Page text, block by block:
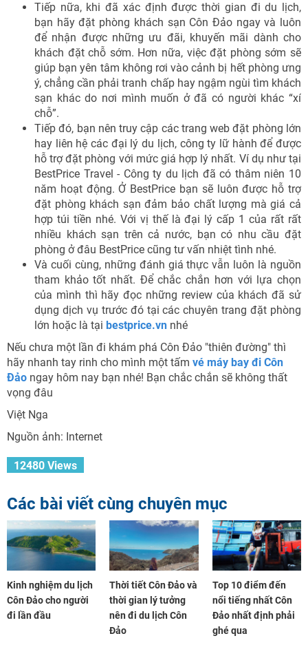
Tiếp nữa, khi đã xác định được thời gian đi du lịch,
bạn hãy đặt phòng khách sạn Côn Đảo ngay và luôn
để nhận được những ưu đãi, khuyến mãi dành cho
khách đặt chỗ sớm. Hơn nữa, việc đặt phòng sớm sẽ
giúp bạn yên tâm không rơi vào cảnh bị hết phòng ưng
ý, chẳng cần phải tranh chấp hay ngậm ngùi tìm khách
sạn khác do nơi mình muốn ở đã có người khác “xí
chỗ”.
Tiếp đó, bạn nên truy cập các trang web đặt phòng lớn
hay liên hệ các đại lý du lịch, công ty lữ hành để được
hỗ trợ đặt phòng với mức giá hợp lý nhất. Ví dụ như tại
BestPrice Travel - Công ty du lịch đã có thâm niên 10
năm hoạt động. Ở BestPrice bạn sẽ luôn được hỗ trợ
đặt phòng khách sạn đảm bảo chất lượng mà giá cả
hợp túi tiền nhé. Với vị thế là đại lý cấp 1 của rất rất
nhiều khách sạn trên cả nước, bạn có nhu cầu đặt
phòng ở đâu BestPrice cũng tư vấn nhiệt tình nhé.
Và cuối cùng, những đánh giá thực vẫn luôn là nguồn
tham khảo tốt nhất. Để chắc chắn hơn với lựa chọn
của mình thì hãy đọc những review của khách đã sử
dụng dịch vụ trước đó tại các chuyên trang đặt phòng
lớn hoặc là tại bestprice.vn nhé
Nếu chưa một lần đi khám phá Côn Đảo "thiên đường" thì
hãy nhanh tay rinh cho mình một tấm vé máy bay đi Côn
Đảo ngay hôm nay bạn nhé! Bạn chắc chắn sẽ không thất
vọng đâu
Việt Nga
Nguồn ảnh: Internet
12480 Views
Các bài viết cùng chuyên mục
Kinh nghiệm du lịch
Côn Đảo cho người
đi lần đầu
Thời tiết Côn Đảo và
thời gian lý tưởng
nên đi du lịch Côn
Đảo
Top 10 điểm đến
nổi tiếng nhất Côn
Đảo nhất định phải
ghé qua